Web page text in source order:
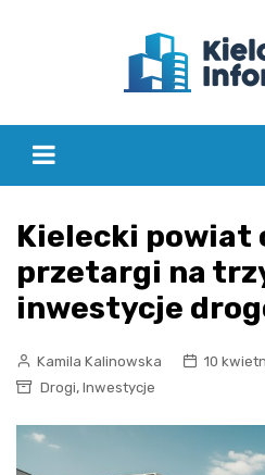
Kielecki powiat
przetargi na
inwestycje
Kamila Kalinowska
10
Drogi, Inwestycje